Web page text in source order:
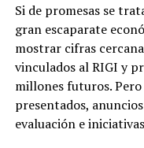
Si de promesas se
gran escaparate
mostrar cifras
vinculados al RIGI y
millones futuros.
presentados,
evaluación e